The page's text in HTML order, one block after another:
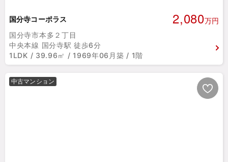
国分寺コーポラス 2,080万円
国分寺市本多２丁目
中央本線 国分寺駅 徒歩6分
1LDK / 39.96㎡ / 1969年06月築 / 1階
中古マンション